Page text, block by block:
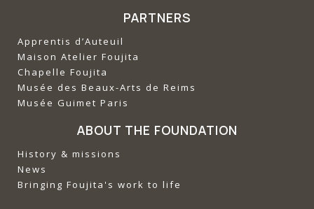
PARTNERS
Apprentis d’Auteuil
‍Maison Atelier Foujita
‍Chapelle Foujita
‍Musée des Beaux-Arts de Reims
‍Musée Guimet Paris
ABOUT THE FOUNDATION
History & missions
News
Bringing Foujita's work to life